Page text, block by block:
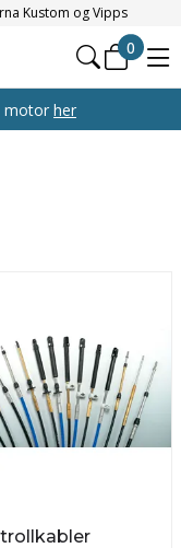
Kustom og Vipps
0
motor her